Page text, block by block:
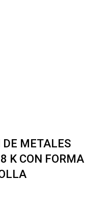
METALES
K CON FORMA